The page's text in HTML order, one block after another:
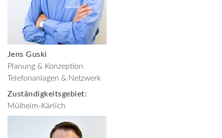
Jens Guski
Planung & Konzeption
Telefonanlagen & Netzwerk
Zuständigkeitsgebiet:
Mülheim-Kärlich